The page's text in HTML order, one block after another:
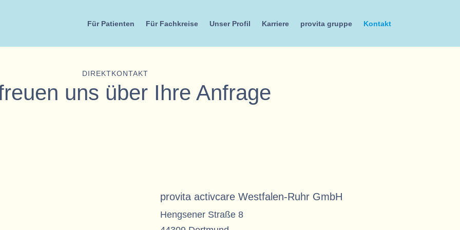
Für Patienten Für Fachkreise Unser Profil Karriere provita gruppe Kontakt
DIREKTKONTAKT
uns über Ihre Anfrage
provita activcare Westfalen-Ruhr GmbH
Hengsener Straße 8